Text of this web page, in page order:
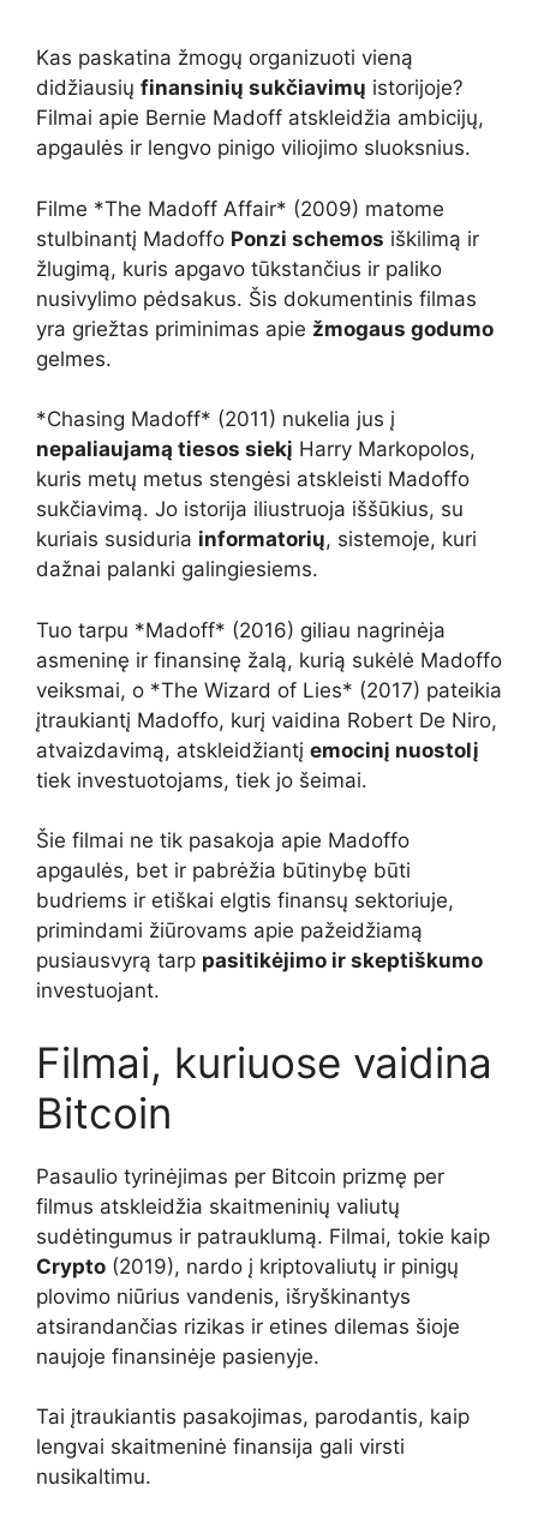
Kas paskatina žmogų organizuoti vieną
didžiausių finansinių sukčiavimų istorijoje?
Filmai apie Bernie Madoff atskleidžia ambicijų,
apgaulės ir lengvo pinigo viliojimo sluoksnius.
Filme *The Madoff Affair* (2009) matome
stulbinantį Madoffo Ponzi schemos iškilimą ir
žlugimą, kuris apgavo tūkstančius ir paliko
nusivylimo pėdsakus. Šis dokumentinis filmas
yra griežtas priminimas apie žmogaus godumo
gelmes.
*Chasing Madoff* (2011) nukelia jus į
nepaliaujamą tiesos siekį Harry Markopolos,
kuris metų metus stengėsi atskleisti Madoffo
sukčiavimą. Jo istorija iliustruoja iššūkius, su
kuriais susiduria informatorių, sistemoje, kuri
dažnai palanki galingiesiems.
Tuo tarpu *Madoff* (2016) giliau nagrinėja
asmeninę ir finansinę žalą, kurią sukėlė Madoffo
veiksmai, o *The Wizard of Lies* (2017) pateikia
įtraukiantį Madoffo, kurį vaidina Robert De Niro,
atvaizdavimą, atskleidžiantį emocinį nuostolį
tiek investuotojams, tiek jo šeimai.
Šie filmai ne tik pasakoja apie Madoffo
apgaulės, bet ir pabrėžia būtinybę būti
budriems ir etiškai elgtis finansų sektoriuje,
primindami žiūrovams apie pažeidžiamą
pusiausvyrą tarp pasitikėjimo ir skeptiškumo
investuojant.
Filmai, kuriuose vaidina
Bitcoin
Pasaulio tyrinėjimas per Bitcoin prizmę per
filmus atskleidžia skaitmeninių valiutų
sudėtingumus ir patrauklumą. Filmai, tokie kaip
Crypto (2019), nardo į kriptovaliutų ir pinigų
plovimo niūrius vandenis, išryškinantys
atsirandančias rizikas ir etines dilemas šioje
naujoje finansinėje pasienyje.
Tai įtraukiantis pasakojimas, parodantis, kaip
lengvai skaitmeninė finansija gali virsti
nusikaltimu.